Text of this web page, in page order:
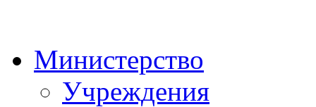
Министерство
Учреждения